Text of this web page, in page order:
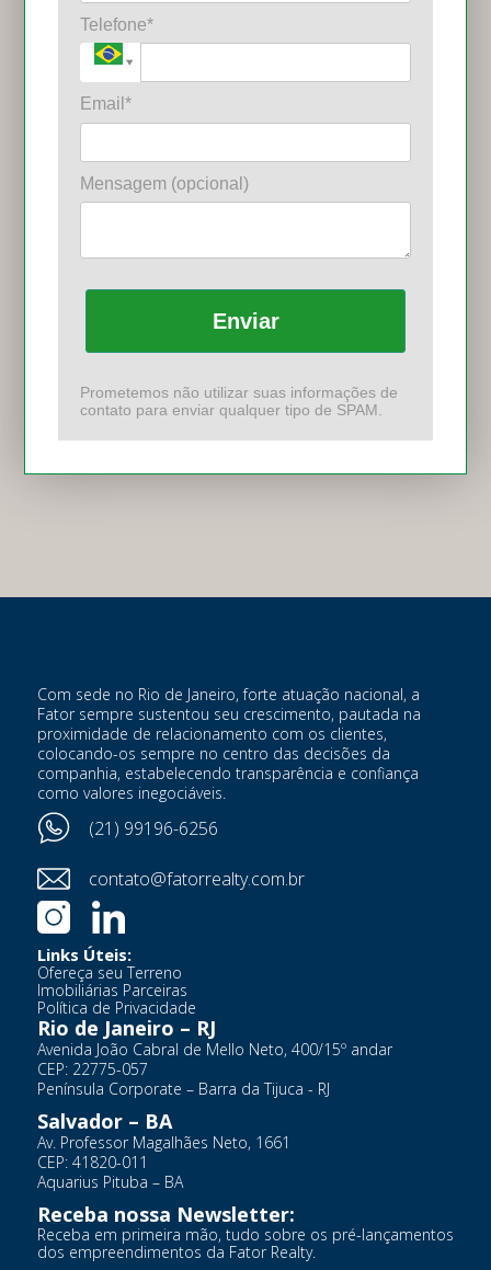
Telefone*
Email*
Mensagem (opcional)
Enviar
Prometemos não utilizar suas informações de
contato para enviar qualquer tipo de SPAM.
Com sede no Rio de Janeiro, forte atuação nacional, a
Fator sempre sustentou seu crescimento, pautada na
proximidade de relacionamento com os clientes,
colocando-os sempre no centro das decisões da
companhia, estabelecendo transparência e confiança
como valores inegociáveis.
(21) 99196-6256
contato@fatorrealty.com.br
Links Úteis:
Ofereça seu Terreno
Imobiliárias Parceiras
Política de Privacidade
Rio de Janeiro – RJ
Avenida João Cabral de Mello Neto, 400/15º andar
CEP: 22775-057
Península Corporate – Barra da Tijuca - RJ
Salvador – BA
Av. Professor Magalhães Neto, 1661
CEP: 41820-011
Aquarius Pituba – BA
Receba nossa Newsletter:
Receba em primeira mão, tudo sobre os pré-lançamentos
dos empreendimentos da Fator Realty.